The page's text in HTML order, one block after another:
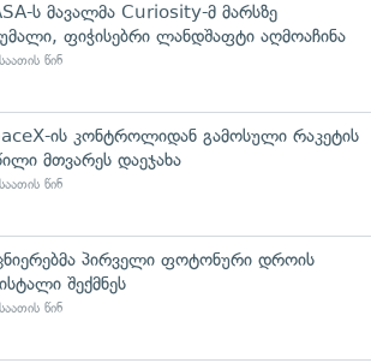
ს მავალმა Curiosity-მ მარსზე
ფიჭისებრი ლანდშაფტი აღმოაჩინა
წინ
ის კონტროლიდან გამოსული რაკეტის
მთვარეს დაეჯახა
წინ
პირველი ფოტონური დროის
შექმნეს
წინ